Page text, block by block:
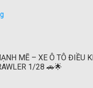
MẼ – XE Ô TÔ ĐIỀU
1/28 🚗🌟